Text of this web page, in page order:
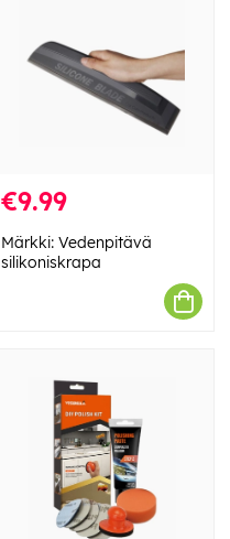
€9.99
Märkki: Vedenpitävä
silikoniskrapa